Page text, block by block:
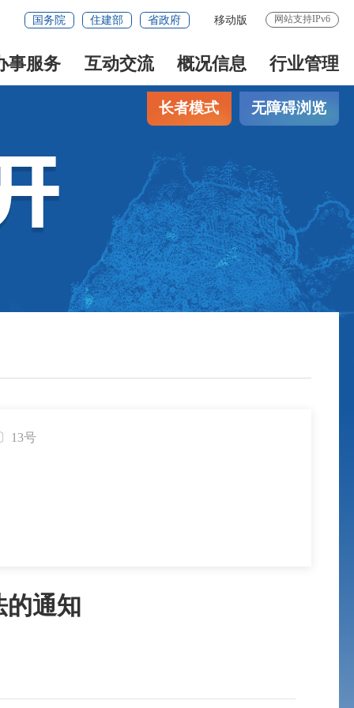
国务院 住建部 省政府 移动版 网站支持IPv6
事服务 互动交流 概况信息 行业管理
长者模式 无障碍浏览
13号
的通知